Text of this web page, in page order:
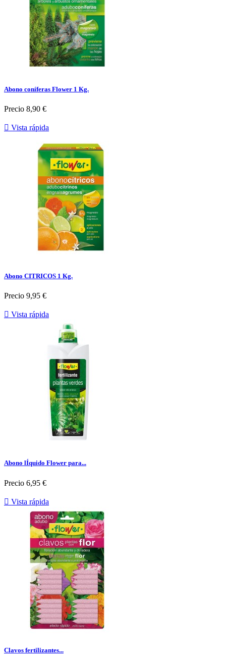
Abono coníferas Flower 1 Kg.
Precio 8,90 €
 Vista rápida
Abono CITRICOS 1 Kg.
Precio 9,95 €
 Vista rápida
Abono lÍquido Flower para...
Precio 6,95 €
 Vista rápida
Clavos fertilizantes...